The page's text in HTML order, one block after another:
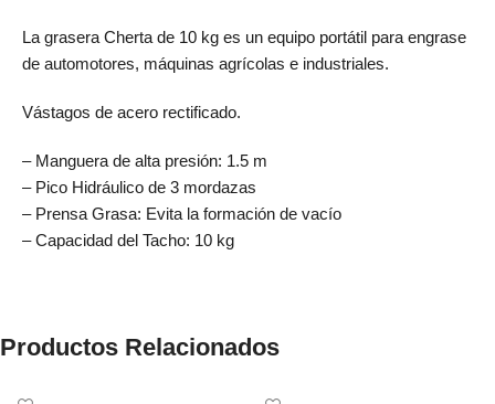
La grasera Cherta de 10 kg es un equipo portátil para engrase
de automotores, máquinas agrícolas e industriales.
Vástagos de acero rectificado.
– Manguera de alta presión: 1.5 m
– Pico Hidráulico de 3 mordazas
– Prensa Grasa: Evita la formación de vacío
– Capacidad del Tacho: 10 kg
Productos Relacionados